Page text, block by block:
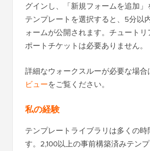
グインし、「新規フォームを追加」
テンプレートを選択すると、5分以
ォームが公開されます。チュート
ポートチケットは必要ありません。
詳細なウォークスルーが必要な場合
ビューをご覧ください。
私の経験
テンプレートライブラリは多くの時
す。2,100以上の事前構築済みテン